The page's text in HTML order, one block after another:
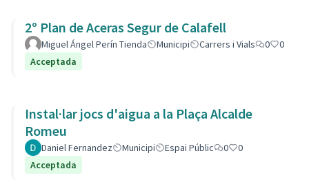
2º Plan de Aceras Segur de Calafell
Miguel Ángel Perín Tienda Municipi Carrers i Vials 0
0
Acceptada
Instal·lar jocs d'aigua a la Plaça Alcalde
Romeu
Daniel Fernandez Municipi Espai Públic 0
0
Acceptada